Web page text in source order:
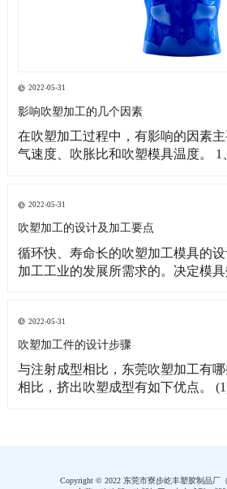
2022-05-31
影响吹塑加工的几个因素
在吹塑加工过程中，有影响的因素
气速度、吹胀比和吹塑模具温度。 1
状；二是对东莞吹塑制品起冷却作用
料的品种及型坯温度，一般控制在0
2022-05-31
吹塑加工的设计及加工要点
循环快、寿命长的吹塑加工模具的
加工工业的发展所需求的。决定模
铝70／75是制作大多数模具用的高级
机加工性能好，故模腔通常采用机器
2022-05-31
吹塑加工件的设计步骤
与注射成型相比，东莞吹塑加工有
相比，挤出吹塑成型有如下优点。
Copyright © 2022 东莞市寮步屹丰塑胶制品厂